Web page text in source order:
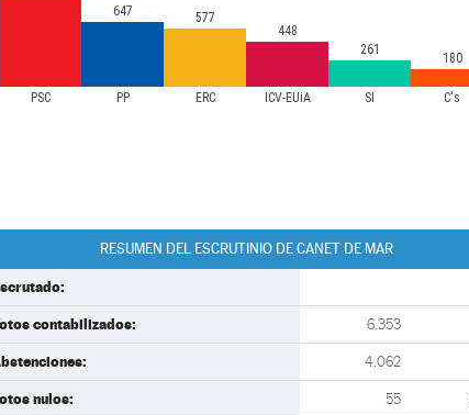
PSC PP ERC ICV-EUiA SI C's
647
577
448
261
180
RESUMEN DEL ESCRUTINIO DE CANET DE MAR
contabilizados: 6.353
4.062
nulos: 55